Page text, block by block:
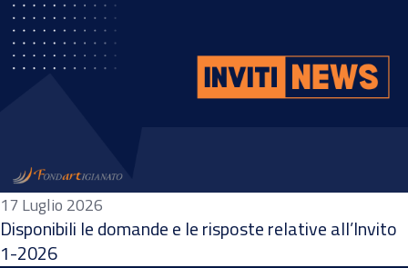
17 Luglio 2026
Disponibili le domande e le risposte relative all’Invito
1-2026